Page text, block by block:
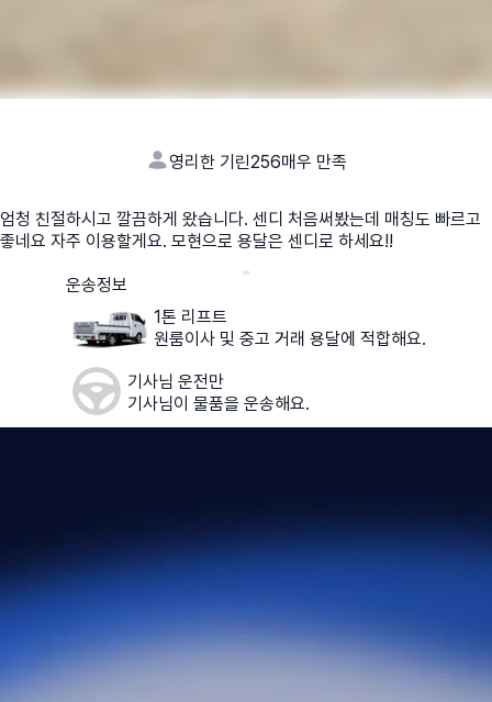
영리한 기린256매우 만족
엄청 친절하시고 깔끔하게 왔습니다. 센디 처음써봤는데 매칭도 빠르고
좋네요 자주 이용할게요. 모현으로 용달은 센디로 하세요!!
운송정보
1톤 리프트
원룸이사 및 중고 거래 용달에 적합해요.
기사님 운전만
기사님이 물품을 운송해요.